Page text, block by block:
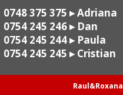
0748 375 375 ▸ Adriana
0754 245 246▸ Dan
0754 245 244▸ Paula
0754 245 245 ▸ Cristian
Raul&Roxana